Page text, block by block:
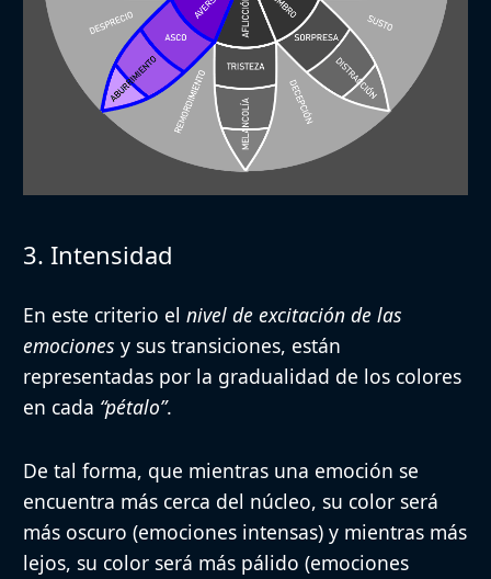
3. Intensidad
En este criterio el nivel de excitación de las
emociones y sus transiciones, están
representadas por la gradualidad de los colores
en cada “pétalo”.
De tal forma, que mientras una emoción se
encuentra más cerca del núcleo, su color será
más oscuro (emociones intensas) y mientras más
lejos, su color será más pálido (emociones